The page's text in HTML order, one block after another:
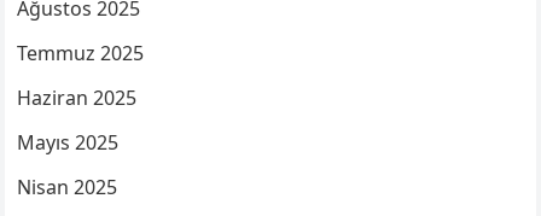
Ağustos 2025
Temmuz 2025
Haziran 2025
Mayıs 2025
Nisan 2025